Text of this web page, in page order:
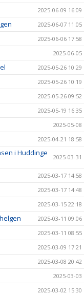
2025-06-09 16:09
2025-06-07 11:05
2025-06-06 17:58
2025-06-05
2025-05-26 10:29
2025-05-26 10:19
2025-05-26 09:52
2025-05-19 16:35
2025-05-08
2025-04-21 18:58
i Huddinge
2025-03-31
2025-03-17 14:58
2025-03-17 14:48
2025-03-15 22:18
2025-03-11 09:06
2025-03-11 08:55
2025-03-09 17:21
2025-03-08 20:42
2025-03-03
2025-03-02 15:30